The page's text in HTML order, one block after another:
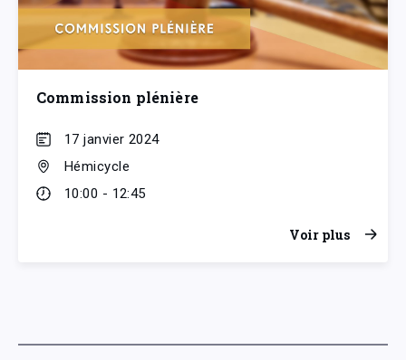
Commission plénière
17 janvier 2024
Hémicycle
10:00 - 12:45
Voir plus